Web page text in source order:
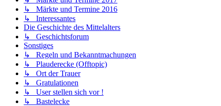
↳ Märkte und Termine 2016
↳ Interessantes
Die Geschichte des Mittelalters
↳ Geschichtsforum
Sonstiges
↳ Regeln und Bekanntmachungen
↳ Plauderecke (Offtopic)
↳ Ort der Trauer
↳ Gratulationen
↳ User stellen sich vor !
↳ Bastelecke